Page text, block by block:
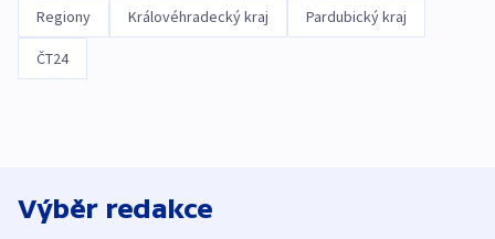
Regiony Královéhradecký kraj Pardubický kraj
ČT24
Výběr redakce